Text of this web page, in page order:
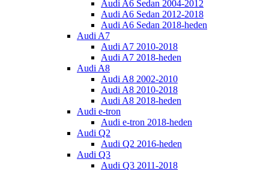
Audi A6 Sedan 2004-2012
Audi A6 Sedan 2012-2018
Audi A6 Sedan 2018-heden
Audi A7
Audi A7 2010-2018
Audi A7 2018-heden
Audi A8
Audi A8 2002-2010
Audi A8 2010-2018
Audi A8 2018-heden
Audi e-tron
Audi e-tron 2018-heden
Audi Q2
Audi Q2 2016-heden
Audi Q3
Audi Q3 2011-2018